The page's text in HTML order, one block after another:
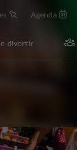
Agenda
divertir